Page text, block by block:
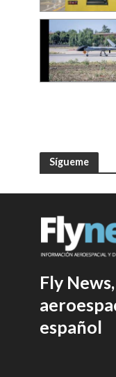
Sígueme
Fly
español